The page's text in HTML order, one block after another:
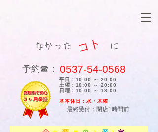
コト
なかった に
​予約☎： 0537-54-0568
平日：10:00 ～ 20:00
土曜：10:00 ～ 20:00
日曜：10:00 ～ 18:00
​基本休日：水・木曜
最終受付：閉店1時間前